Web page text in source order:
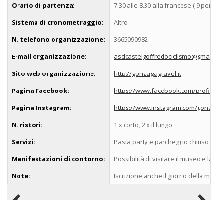
Orario di partenza:
7.30 alle 8.30 alla francese ( 9 per
Sistema di cronometraggio:
Altro
N. telefono organizzazione:
3665090982
E-mail organizzazione:
Sito web organizzazione:
http://gonzagagravel.it
Pagina Facebook:
https://www.facebook.com/
Pagina Instagram:
https://www.instagram.com/
N. ristori:
1 x corto, 2 x il lungo
Servizi:
Pasta party e parcheggio chiuso e
Manifestazioni di contorno:
Possibilità di visitare il museo e la
Note:
Iscrizione anche il giorno della